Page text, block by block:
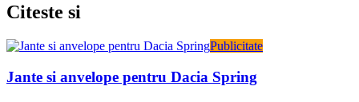
Citeste si
Publicitate
Jante si anvelope pentru Dacia Spring